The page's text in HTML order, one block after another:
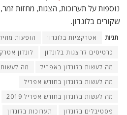
נוספות על תערוכות, הצגות, מחזות
שקורים בלונדון.
תגיות אטרקציות בלונדון הופעות
כרטיסים להצגות בלונדון
לונדון
מה לעשות בלונדון באפריל
מה לעשות
מה לעשות בלונדון בחודש אפריל
מה לעשות בלונדון בחודש אפריל 2019
פסטיבלים בלונדון
תערוכות בלונדון